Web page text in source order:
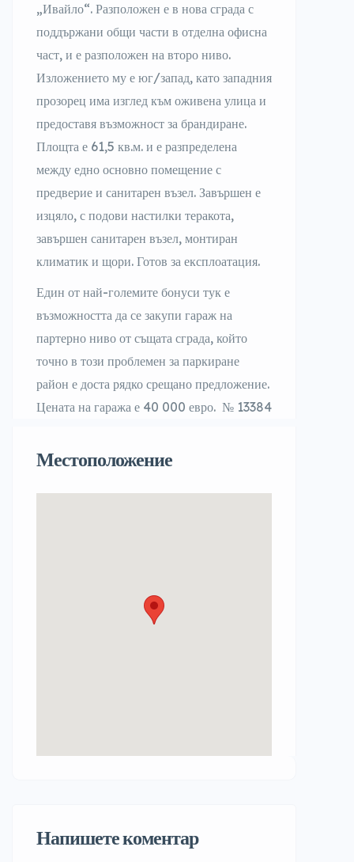
„Ивайло“. Разположен е в нова сграда с
поддържани общи части в отделна офисна
част, и е разположен на второ ниво.
Изложението му е юг/запад, като западния
прозорец има изглед към оживена улица и
предоставя възможност за брандиране.
Площта е 61,5 кв.м. и е разпределена
между едно основно помещение с
предверие и санитарен възел. Завършен е
изцяло, с подови настилки теракота,
завършен санитарен възел, монтиран
климатик и щори. Готов за експлоатация.
Един от най-големите бонуси тук е
възможността да се закупи гараж на
партерно ниво от същата сграда, който
точно в този проблемен за паркиране
район е доста рядко срещано предложение.
Цената на гаража е 40 000 евро. № 13384
Местоположение
Напишете коментар